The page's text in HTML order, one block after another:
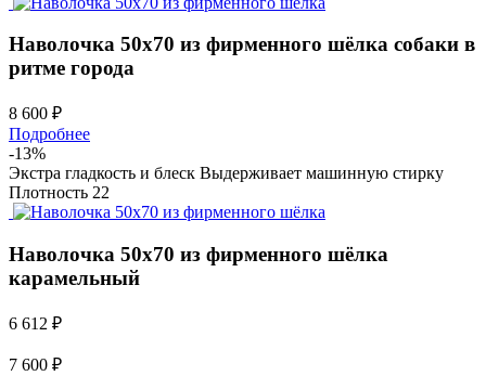
Наволочка 50х70 из фирменного шёлка собаки в
ритме города
8 600 ₽
Подробнее
-13%
Экстра гладкость и блеск Выдерживает машинную стирку
Плотность 22
Наволочка 50х70 из фирменного шёлка
карамельный
6 612 ₽
7 600 ₽